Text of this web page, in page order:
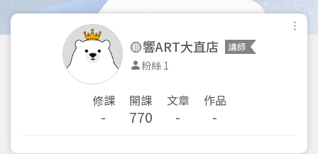
🟡響ART大直店 講師
粉絲 1
修課
-
開課
770
文章
-
作品
-